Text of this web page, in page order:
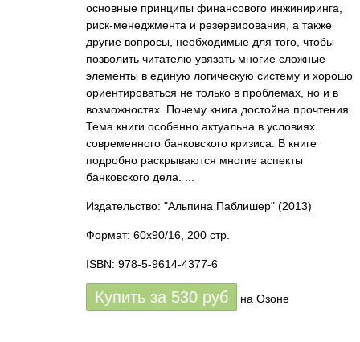
основные принципы финансового инжиниринга,
риск-менеджмента и резервирования, а также
другие вопросы, необходимые для того, чтобы
позволить читателю увязать многие сложные
элементы в единую логическую систему и хорошо
ориентироваться не только в проблемах, но и в
возможностях. Почему книга достойна прочтения
Тема книги особенно актуальна в условиях
современного банковского кризиса. В книге
подробно раскрываются многие аспекты
банковского дела. ...
Издательство: "Альпина Паблишер" (2013)
Формат: 60x90/16, 200 стр.
ISBN: 978-5-9614-4377-6
Купить за 530 руб на Озоне